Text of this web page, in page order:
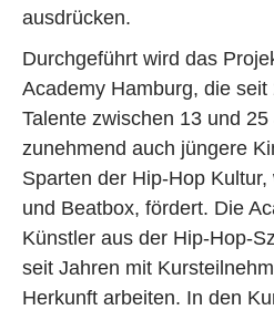
ausdrücken.
Durchgeführt wird das
Academy Hamburg, die
Talente zwischen 13 und 25
zunehmend auch jüngere
Sparten der Hip-Hop
und Beatbox, fördert. Die
Künstler aus der Hip-Hop-
seit Jahren mit
Herkunft arbeiten. In den